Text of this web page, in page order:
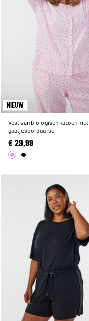
NIEUW
Vest van biologisch katoen met
gaatjesborduursel
€ 29,99